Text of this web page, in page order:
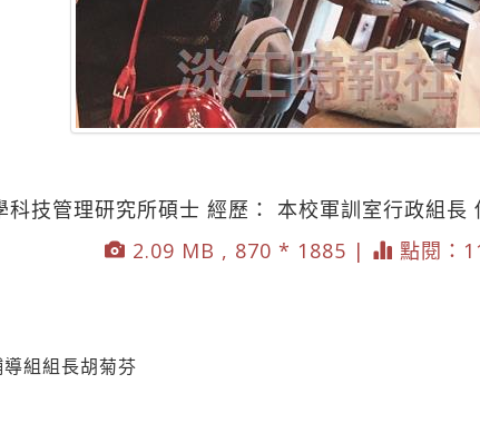
科技管理研究所碩士 經歷： 本校軍訓室行政組長
2.09 MB , 870 * 1885 |
點閱：
組組長胡菊芬